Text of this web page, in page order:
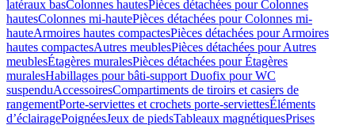
latéraux basColonnes hautesPièces détachées pour Colonnes
hautesColonnes mi-hautePièces détachées pour Colonnes mi-
hauteArmoires hautes compactesPièces détachées pour Armoires
hautes compactesAutres meublesPièces détachées pour Autres
meublesÉtagères muralesPièces détachées pour Étagères
muralesHabillages pour bâti-support Duofix pour WC
suspenduAccessoiresCompartiments de tiroirs et casiers de
rangementPorte-serviettes et crochets porte-serviettesÉléments
d’éclairagePoignéesJeux de piedsTableaux magnétiquesPrises